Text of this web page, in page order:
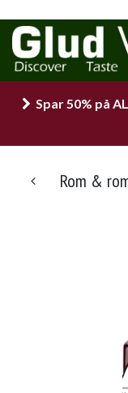
Spar 50% på
Rom &